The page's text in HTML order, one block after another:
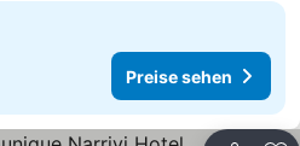
Preise sehen